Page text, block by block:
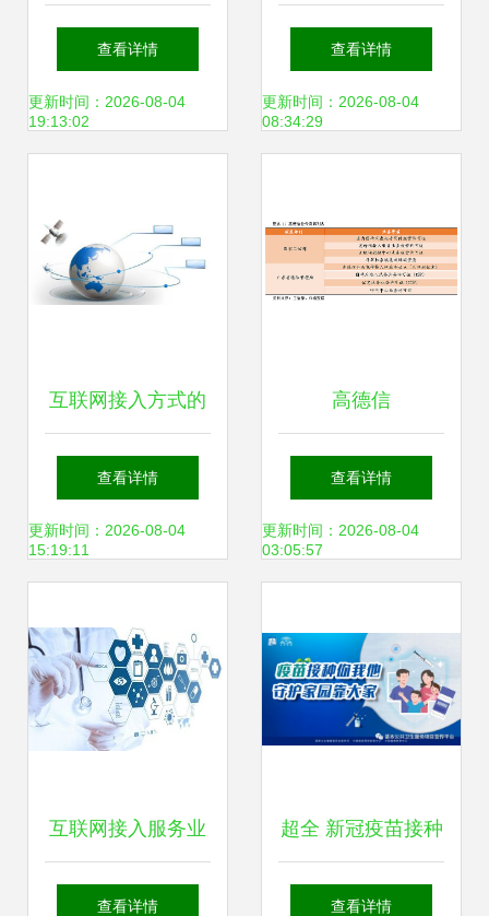
以“挖掘机指数”见
证经济增长，赋能
查看详情
更新时间：2026-08-04
19:13:02
联网30周年系列活
动启幕
查看详情
更新时间：2026-08-04
08:34:29
互联网接入方式的
多样性与服务概述
查看详情
更新时间：2026-08-04
15:19:11
高德信
(832645.OC): 互联
网接入服务商，珠
【寻找新三板精选
层标的专题报告
查看详情
更新时间：2026-08-04
03:05:57
互联网接入服务业
务 isp 申请指南
查看详情
超全 新冠疫苗接种
禁忌症及相关问题
查看详情